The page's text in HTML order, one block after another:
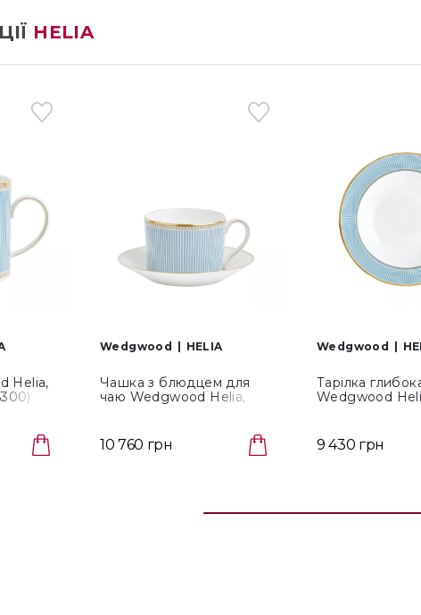
HELIA
Helia,
Wedgwood HELIA
Чашка з блюдцем для
чаю Wedgwood Helia,
10 760 грн
Wedgwood
Тарілка
Wedgwood
9 430 грн